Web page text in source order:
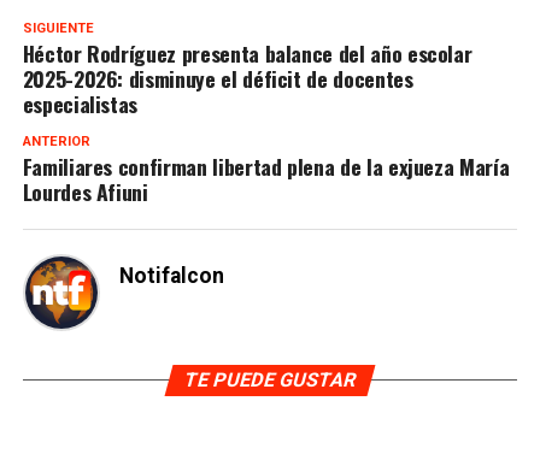
SIGUIENTE
Héctor Rodríguez presenta balance del año escolar
2025-2026: disminuye el déficit de docentes
especialistas
ANTERIOR
Familiares confirman libertad plena de la exjueza María
Lourdes Afiuni
Notifalcon
TE PUEDE GUSTAR